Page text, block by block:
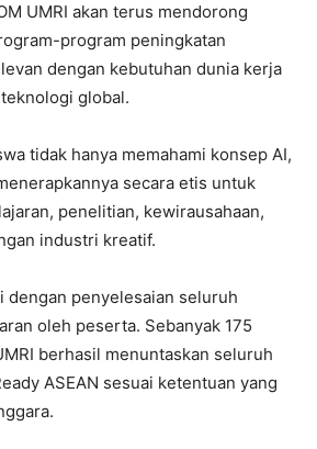
UMRI akan terus mendorong
program peningkatan
dengan kebutuhan dunia kerja
global.
tidak hanya memahami konsep AI,
secara etis untuk
penelitian, kewirausahaan,
industri kreatif.
dengan penyelesaian seluruh
oleh peserta. Sebanyak 175
berhasil menuntaskan seluruh
ASEAN sesuai ketentuan yang